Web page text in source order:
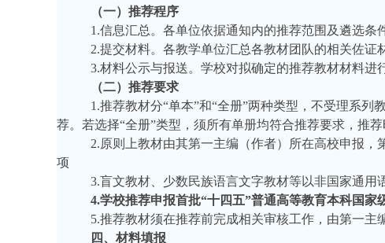
（一）推荐程序
1.信息汇总。各单位依据通知内的推荐范围及遴选
2.提交材料。各教学单位汇总各教材团队的相关佐证
3.材料公示与报送。学校对拟确定的推荐教材材料进
（二）推荐要求
1.推荐教材分“单本”和“全册”两种类型，不受理系
荐。若选择“全册”类型，须所有单册均符合推荐要求，推荐
2.原则上教材由其第一主编（作者）所在高校申报
项
3.盲文教材、少数民族语言文字教材等以非国家通
4.学校推荐申报首批“十四五”普通高等教育本科国家
5.推荐教材须在推荐前完成相关审核工作，由第一
四、材料填报